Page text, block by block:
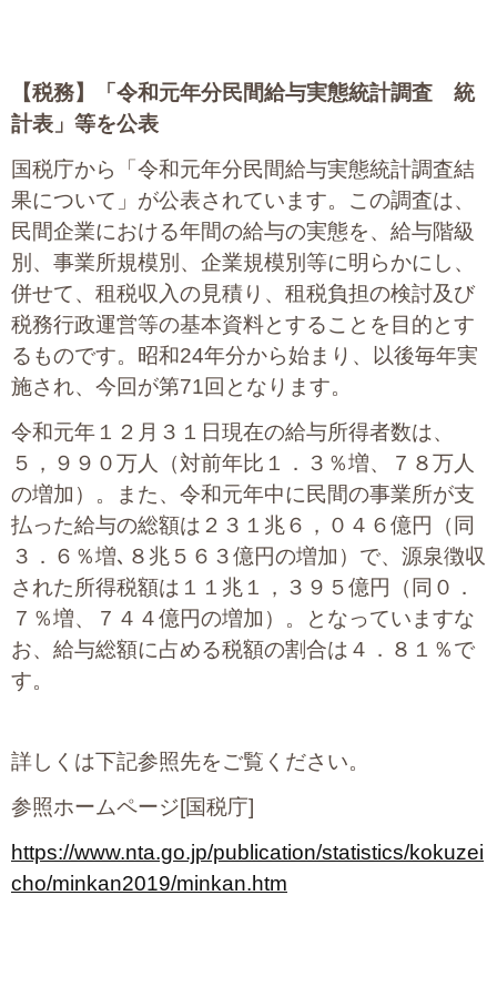
【税務】
「令和元年分民間給与実態統計調査 統
計表」等を公表
国税庁から「令和元年分民間給与実態統計調査結
果について」が公表されています。この調査は、
民間企業における年間の給与の実態を、給与階級
別、事業所規模別、企業規模別等に明らかにし、
併せて、租税収入の見積り、租税負担の検討及び
税務行政運営等の基本資料とすることを目的とす
るものです。昭和24年分から始まり、以後毎年実
施され、今回が第71回となります。
令和元年１２月３１日現在の給与所得者数は、
５，９９０万人（対前年比１．３％増、７８万人
の増加）。また、令和元年中に民間の事業所が支
払った給与の総額は２３１兆６，０４６億円（同
３．６％増､８兆５６３億円の増加）で、源泉徴収
された所得税額は１１兆１，３９５億円（同０．
７％増、７４４億円の増加）。となっていますな
お、給与総額に占める税額の割合は４．８１％で
す。
詳しくは下記参照先をご覧ください。
参照ホームページ[国税庁]
https://www.nta.go.jp/publication/statistics/kokuzei
cho/minkan2019/minkan.htm